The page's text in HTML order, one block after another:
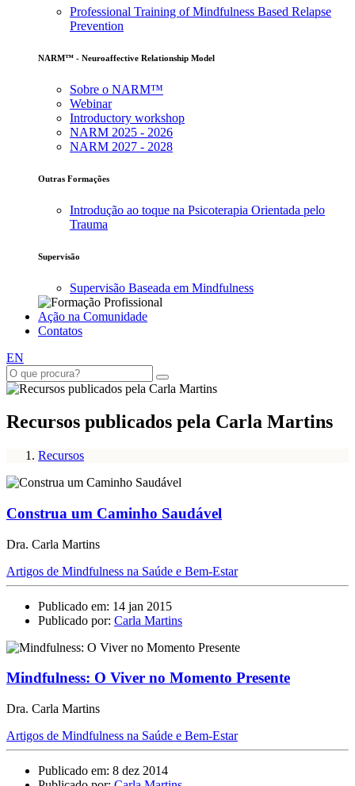
Professional Training of Mindfulness Based Relapse
Prevention
NARM™ - Neuroaffective Relationship Model
Sobre o NARM™
Webinar
Introductory workshop
NARM 2025 - 2026
NARM 2027 - 2028
Outras Formações
Introdução ao toque na Psicoterapia Orientada pelo
Trauma
Supervisão
Supervisão Baseada em Mindfulness
Ação na Comunidade
Contatos
EN
Recursos publicados pela Carla Martins
Recursos
Construa um Caminho Saudável
Dra. Carla Martins
Artigos de Mindfulness na Saúde e Bem-Estar
Publicado em: 14 jan 2015
Publicado por: Carla Martins
Mindfulness: O Viver no Momento Presente
Dra. Carla Martins
Artigos de Mindfulness na Saúde e Bem-Estar
Publicado em: 8 dez 2014